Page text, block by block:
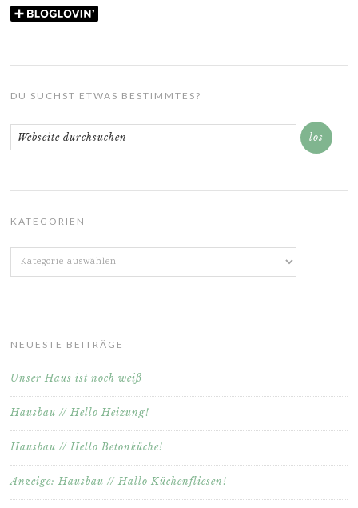
DU SUCHST ETWAS BESTIMMTES?
KATEGORIEN
Kategorien
NEUESTE BEITRÄGE
Unser Haus ist noch weiß
Hausbau // Hello Heizung!
Hausbau // Hello Betonküche!
Anzeige: Hausbau // Hallo Küchenfliesen!